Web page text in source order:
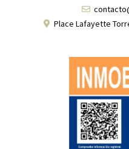
Place Lafayette